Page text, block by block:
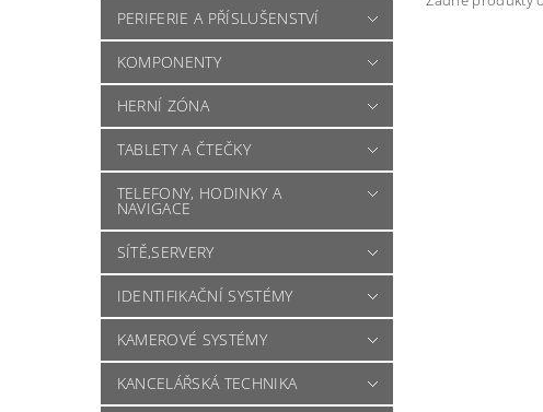
PERIFERIE A PŘÍSLUŠENSTVÍ
KOMPONENTY
HERNÍ ZÓNA
TABLETY A ČTEČKY
TELEFONY, HODINKY A
NAVIGACE
SÍTĚ,SERVERY
IDENTIFIKAČNÍ SYSTÉMY
KAMEROVÉ SYSTÉMY
KANCELÁŘSKÁ TECHNIKA